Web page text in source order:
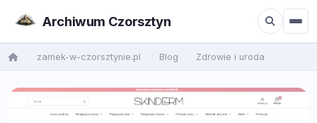
Archiwum Czorsztyn
zamek-w-czorsztynie.pl Blog Zdrowie i uroda